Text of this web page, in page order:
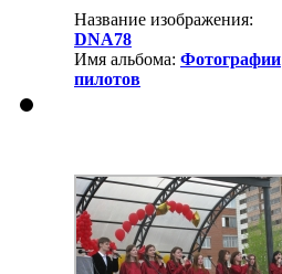
Название изображения:
DNA78
Имя альбома: Фотографии
пилотов